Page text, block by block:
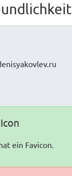
ein Favicon.